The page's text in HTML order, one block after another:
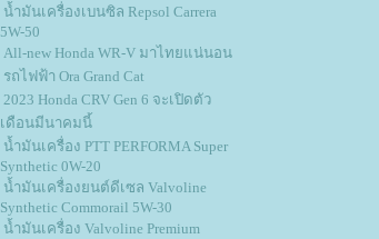
น้ำมันเครื่องเบนซิล Repsol Carrera
5W-50
All-new Honda WR-V มาไทยแน่นอน
รถไฟฟ้า Ora Grand Cat
2023 Honda CRV Gen 6 จะเปิดตัว
เดือนมีนาคมนี้
น้ำมันเครื่อง PTT PERFORMA Super
Synthetic 0W-20
น้ำมันเครื่องยนต์ดีเซล Valvoline
Synthetic Commorail 5W-30
น้ำมันเครื่อง Valvoline Premium